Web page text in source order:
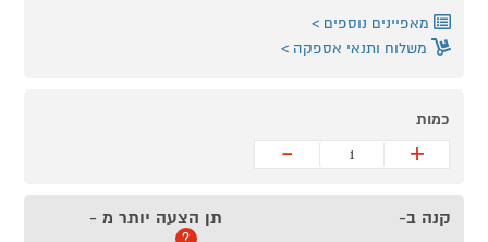
מאפיינים נוספים
משלוח ותנאי אספקה
כמות
+
-
קנה ב- תן הצעה יותר מ -